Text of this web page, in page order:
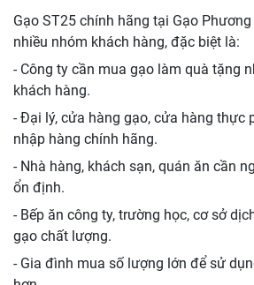
Gạo ST25 chính hãng tại Gạo
nhiều nhóm khách hàng, đặc biệt là:
- Công ty cần mua gạo làm quà tặng
khách hàng.
- Đại lý, cửa hàng gạo, cửa hàng thực
nhập hàng chính hãng.
- Nhà hàng, khách sạn, quán ăn cần
ổn định.
- Bếp ăn công ty, trường học, cơ sở
gạo chất lượng.
- Gia đình mua số lượng lớn để sử